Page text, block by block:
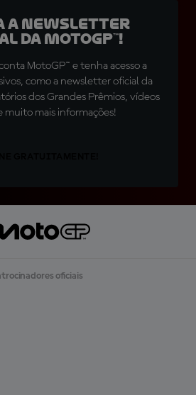
a newsletter
da MotoGP™!
MotoGP™ e tenha acesso a
como a newsletter oficial da
dos Grandes Prêmios, vídeos
muito mais informações!
oficiais